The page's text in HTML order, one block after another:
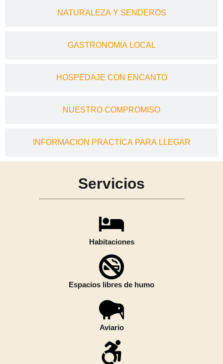
NATURALEZA Y SENDEROS
GASTRONOMIA LOCAL
HOSPEDAJE CON ENCANTO
NUESTRO COMPROMISO
INFORMACION PRACTICA PARA LLEGAR
Servicios
Habitaciones
Espacios libres de humo
Aviario